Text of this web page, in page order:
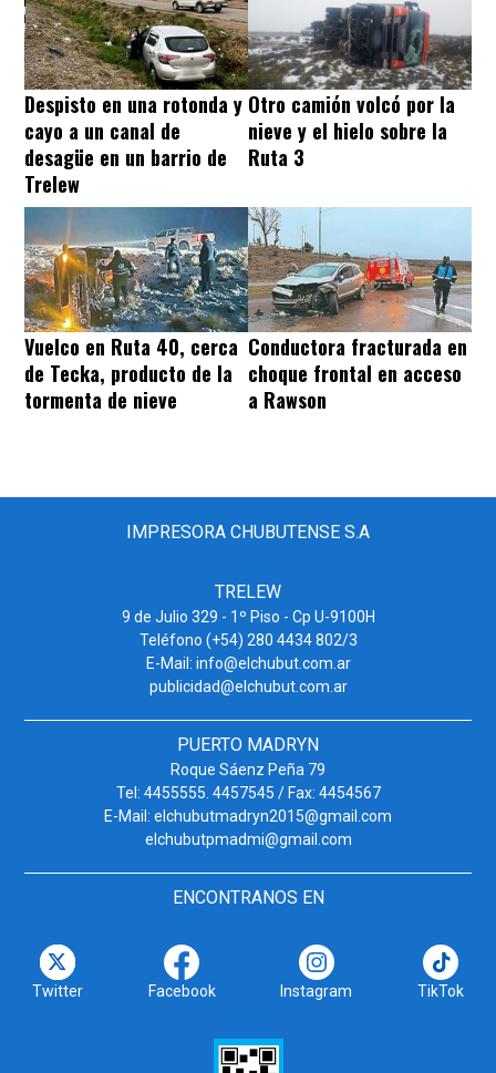
Despisto en una rotonda y
cayo a un canal de
desagüe en un barrio de
Trelew
Otro camión volcó por la
nieve y el hielo sobre la
Ruta 3
Vuelco en Ruta 40, cerca
de Tecka, producto de la
tormenta de nieve
Conductora fracturada en
choque frontal en acceso
a Rawson
IMPRESORA CHUBUTENSE S.A
TRELEW
9 de Julio 329 - 1º Piso - Cp U-9100H
Teléfono (+54) 280 4434 802/3
E-Mail: info@elchubut.com.ar
publicidad@elchubut.com.ar
PUERTO MADRYN
Roque Sáenz Peña 79
Tel: 4455555. 4457545 / Fax: 4454567
E-Mail: elchubutmadryn2015@gmail.com
elchubutpmadmi@gmail.com
ENCONTRANOS EN
Twitter Facebook Instagram TikTok